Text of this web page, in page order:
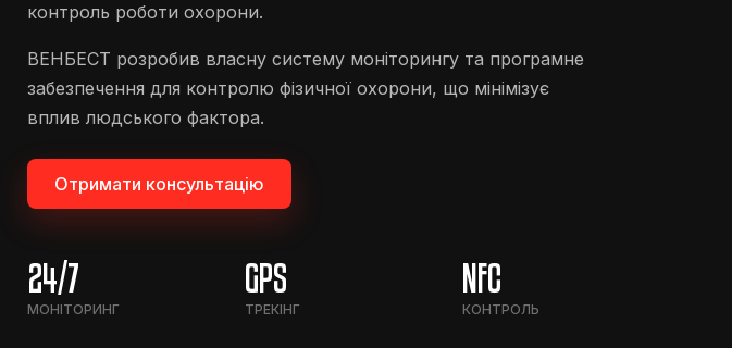
контроль роботи охорони.
ВЕНБЕСТ розробив власну систему моніторингу та програмне
забезпечення для контролю фізичної охорони, що мінімізує
вплив людського фактора.
Отримати консультацію
24/7
МОНІТОРИНГ
GPS
ТРЕКІНГ
NFC
КОНТРОЛЬ